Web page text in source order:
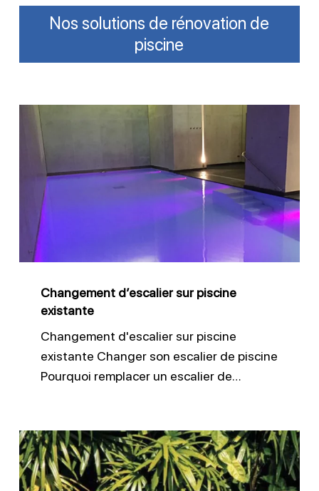
Nos solutions de rénovation de
piscine
Changement
d’escalier
piscine
existante
Changement d’escalier sur piscine
existante
Changement d'escalier sur piscine
existante Changer son escalier de piscine
Pourquoi remplacer un escalier de…
Déplacement
ou